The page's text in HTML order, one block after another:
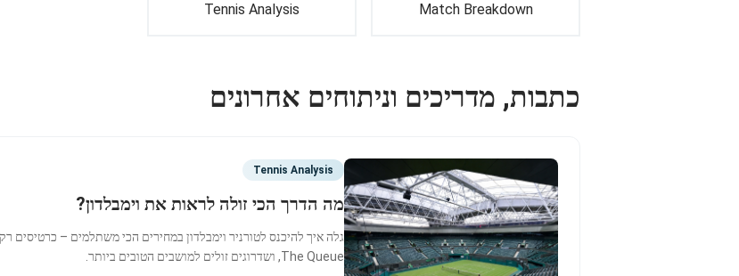
Match Breakdown
Tennis Analysis
כתבות, מדריכים וניתוחים אחרונים
Tennis Analysis
מה הדרך הכי זולה לראות את וימבלדון?
The Queue, ושדרוגים זולים למושבים הטובים ביותר.